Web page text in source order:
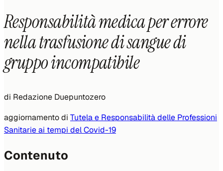
Responsabilità medica per errore
nella trasfusione di sangue di
gruppo incompatibile
di Redazione Duepuntozero
aggiornamento di Tutela e Responsabilità delle Professioni
Sanitarie ai tempi del Covid-19
Contenuto